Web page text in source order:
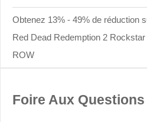
Obtenez 13% - 49% de réduction
Red Dead Redemption 2 Rockstar
ROW
Foire Aux